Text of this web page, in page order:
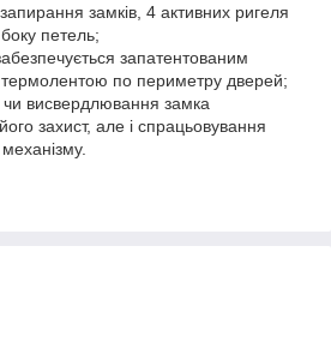
замків, 4 активних ригеля
петель;
запатентованим
термолентою по периметру дверей;
висвердлювання замка
захист, але і спрацьовування